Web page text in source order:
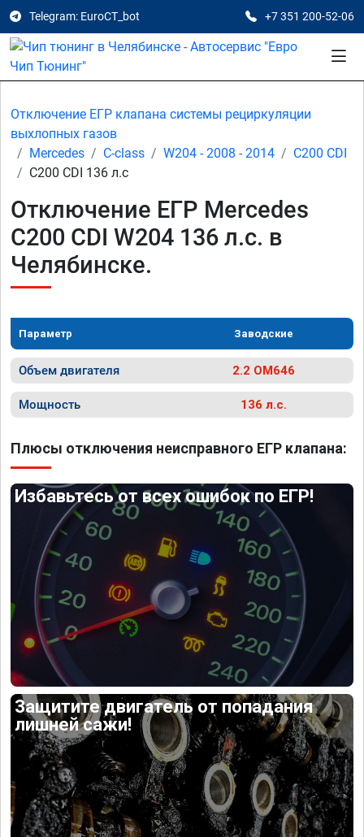
Telegram: EuroCT_bot +7 351 200-52-06
Отключение ЕГР клапана системы рециркуляции
выхлопных газов
Mercedes
C-class W204 - 2008 - 2014
C200 CDI
C200 CDI 136 л.с
Отключение ЕГР Mercedes
C200 CDI W204 136 л.с. в
Челябинске.
Параметр Заводские
Объем двигателя 2.2 OM646
Мощность 136 л.с.
Плюсы отключения неисправного ЕГР клапана:
Избавьтесь от всех ошибок по ЕГР!
Защитите двигатель от попадания
лишней сажи!